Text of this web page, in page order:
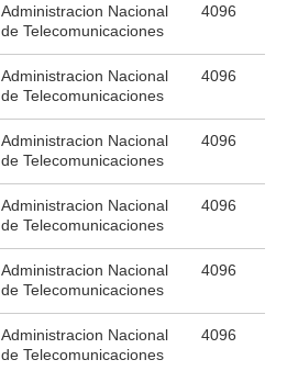
Administracion Nacional
de Telecomunicaciones
4096
Administracion Nacional
de Telecomunicaciones
4096
Administracion Nacional
de Telecomunicaciones
4096
Administracion Nacional
de Telecomunicaciones
4096
Administracion Nacional
de Telecomunicaciones
4096
Administracion Nacional
de Telecomunicaciones
4096